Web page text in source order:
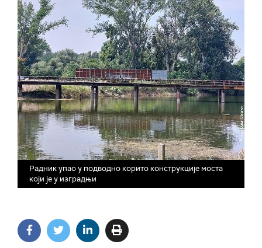
Радник упао у подводно корито конструкције моста
који је у изградњи